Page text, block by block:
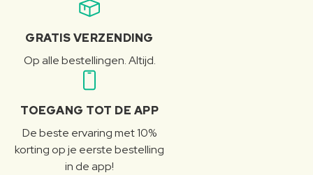
GRATIS VERZENDING
Op alle bestellingen. Altijd.
TOEGANG TOT DE APP
De beste ervaring met 10%
korting op je eerste bestelling
in de app!